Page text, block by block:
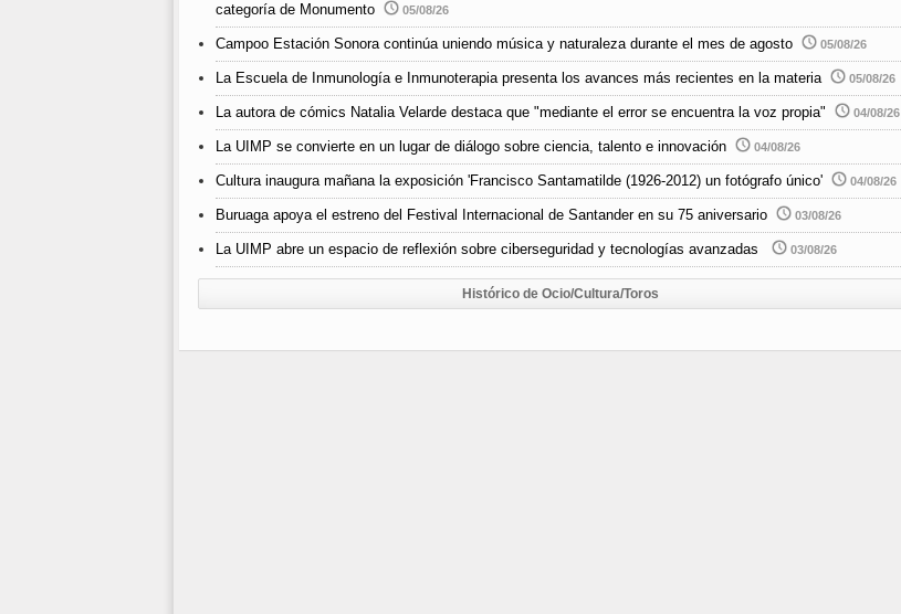
categoría de Monumento
05/08/26
Campoo Estación Sonora continúa uniendo música y naturaleza durante el mes de agosto 05/08/26
La Escuela de Inmunología e Inmunoterapia presenta los avances más recientes en la materia 05/08/26
La autora de cómics Natalia Velarde destaca que "mediante el error se encuentra la voz propia" 04/08/26
La UIMP se convierte en un lugar de diálogo sobre ciencia, talento e innovación 04/08/26
Cultura inaugura mañana la exposición 'Francisco Santamatilde (1926-2012) un fotógrafo único' 04/08/26
Buruaga apoya el estreno del Festival Internacional de Santander en su 75 aniversario 03/08/26
La UIMP abre un espacio de reflexión sobre ciberseguridad y tecnologías avanzadas 03/08/26
Histórico de Ocio/Cultura/Toros